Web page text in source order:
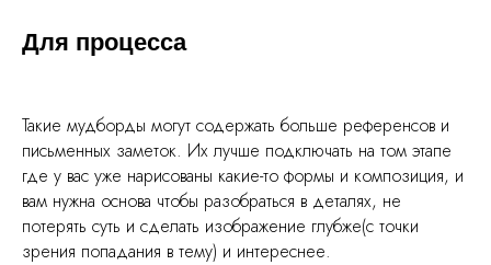
Для процесса
Такие мудборды могут содержать больше референсов и
письменных заметок. Их лучше подключать на том этапе
где у вас уже нарисованы какие-то формы и композиция, и
вам нужна основа чтобы разобраться в деталях, не
потерять суть и сделать изображение глубже(с точки
зрения попадания в тему) и интереснее.